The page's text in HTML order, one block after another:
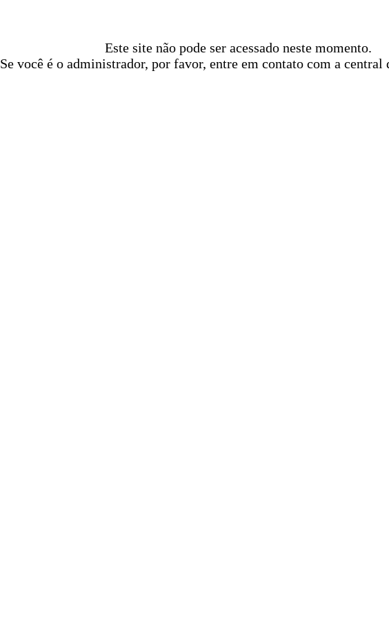
Este site não pode ser acessado neste momento.
Se você é o administrador, por favor, entre em contato com a central